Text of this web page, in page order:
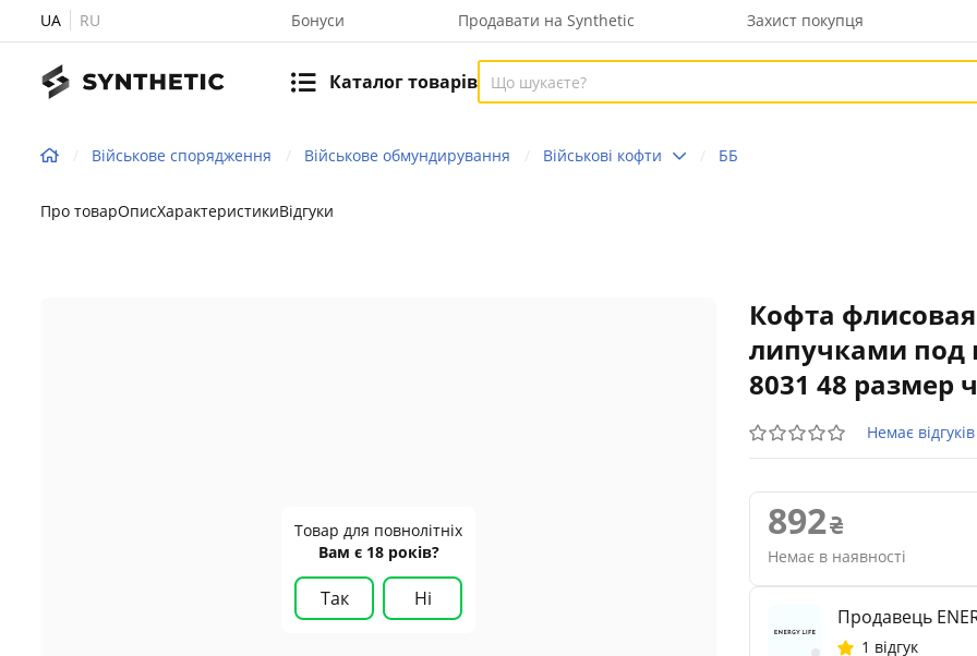
UA RU Бонуси Продавати на Synthetic Захист покупця
Каталог товарів
Військове спорядження Військове обмундирування Військові кофти ББ
Про товарОписХарактеристикиВідгуки
Кофта
липучками под
8031 48 размер
Немає відгуків
Товар для повнолітніх
Вам є 18 років?
Так Ні
892
Немає в наявності
Продавець
1 відгук